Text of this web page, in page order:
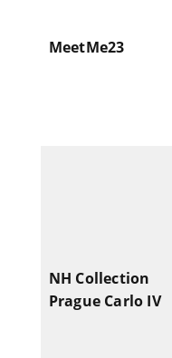
MeetMe23
NH Collection
Prague Carlo IV